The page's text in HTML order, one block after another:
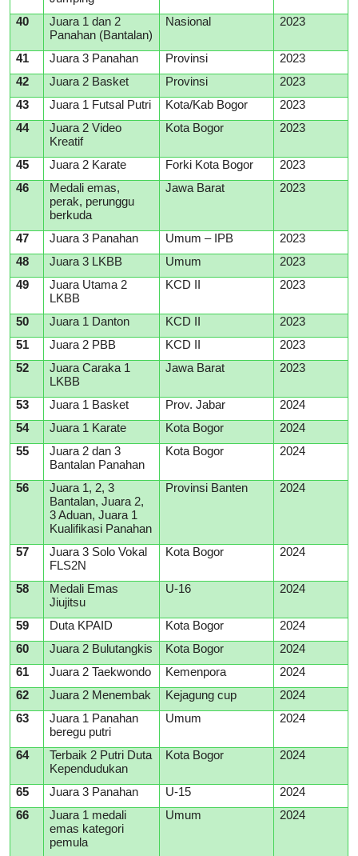
40
Juara 1 dan 2
Panahan (Bantalan)
Nasional 2023
41 Juara 3 Panahan Provinsi
2023
42
Juara 2 Basket Provinsi
2023
43
Juara 1 Futsal Putri Kota/Kab Bogor
2023
44
Juara 2 Video
Kreatif
Kota Bogor 2023
45 Juara 2 Karate Forki Kota Bogor
2023
46
Medali emas,
perak, perunggu
berkuda
Jawa Barat 2023
47 Juara 3 Panahan Umum – IPB
2023
48
Juara 3 LKBB Umum
2023
49
Juara Utama 2
LKBB
KCD II 2023
50 Juara 1 Danton KCD II
2023
51
Juara 2 PBB KCD II
2023
52
Juara Caraka 1
LKBB
Jawa Barat 2023
53 Juara 1 Basket Prov. Jabar
2024
54
Juara 1 Karate Kota Bogor
2024
55
Juara 2 dan 3
Bantalan Panahan
Kota Bogor 2024
56
Juara 1, 2, 3
Bantalan, Juara 2,
3 Aduan, Juara 1
Kualifikasi Panahan
Provinsi Banten 2024
57
Juara 3 Solo Vokal
FLS2N
Kota Bogor 2024
58
Medali Emas
Jiujitsu
U-16 2024
59 Duta KPAID Kota Bogor
2024
60
Juara 2 Bulutangkis Kota Bogor
2024
61
Juara 2 Taekwondo Kemenpora
2024
62
Juara 2 Menembak Kejagung cup
2024
63
Juara 1 Panahan
beregu putri
Umum 2024
64
Terbaik 2 Putri Duta
Kependudukan
Kota Bogor 2024
65 Juara 3 Panahan U-15
2024
66
Juara 1 medali
emas kategori
pemula
Umum 2024